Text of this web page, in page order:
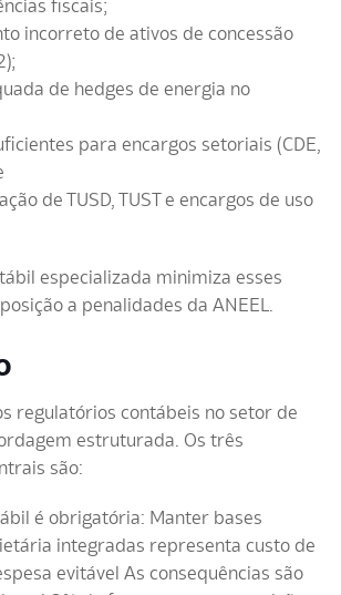
fiscais;
incorreto de ativos de concessão
de hedges de energia no
para encargos setoriais (CDE,
de TUSD, TUST e encargos de uso
especializada minimiza esses
a penalidades da ANEEL.
regulatórios contábeis no setor de
estruturada. Os três
são:
é obrigatória: Manter bases
integradas representa custo de
evitável As consequências são